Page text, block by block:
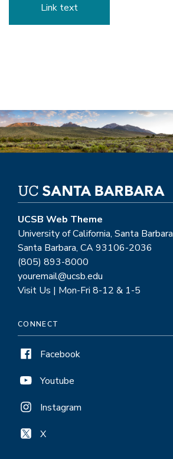
Link text
UCSB Web Theme
University of California, Santa Barbara
Santa Barbara, CA 93106-2036
(805) 893-8000
youremail@ucsb.edu
Visit Us | Mon-Fri 8-12 & 1-5
CONNECT
Facebook
Youtube
Instagram
X